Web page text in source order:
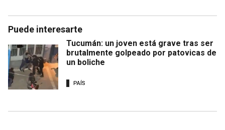
Puede interesarte
Tucumán: un joven está grave tras ser
brutalmente golpeado por patovicas de
un boliche
PAÍS